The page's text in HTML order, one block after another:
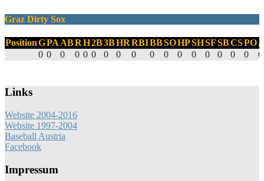
Graz Dirty Sox
PositionGPA ABRH2B3BHRRBIBBSOHPSHSFSBCSPO
0 0 0 0 0 0 0 0 0 0 0 0 0 0 0 0 0 0
Links
Website 2004-2016
Website 1997-2004
Baseball Austria
Facebook
Impressum